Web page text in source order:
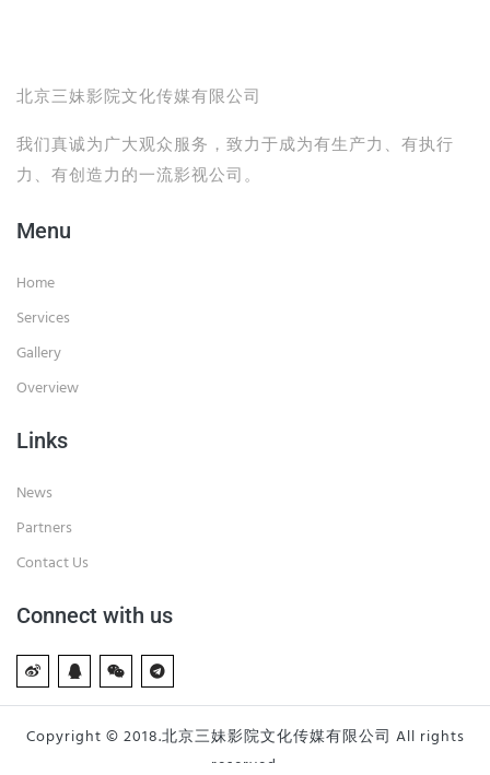
北京三妹影院文化传媒有限公司
我们真诚为广大观众服务，致力于成为有生产力、有执行
力、有创造力的一流影视公司。
Menu
Home
Services
Gallery
Overview
Links
News
Partners
Contact Us
Connect with us
Copyright © 2018.北京三妹影院文化传媒有限公司 All rights
reserved.